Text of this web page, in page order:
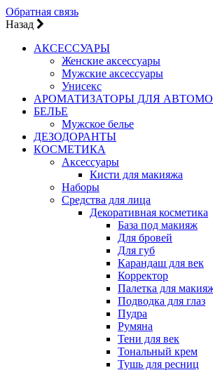
Обратная связь
Назад
АКСЕССУАРЫ
Женские аксессуары
Мужские аксессуары
Унисекс
АРОМАТИЗАТОРЫ ДЛЯ
БЕЛЬЕ
Мужское белье
ДЕЗОДОРАНТЫ
КОСМЕТИКА
Аксессуары
Кисти для макияжа
Наборы
Средства для лица
Декоративная косметика
База под макияж
Для бровей
Для губ
Карандаш для век
Корректор
Палетка для
Подводка для глаз
Пудра
Румяна
Тени для век
Тональный крем
Тушь для ресниц